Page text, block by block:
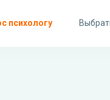
психологу